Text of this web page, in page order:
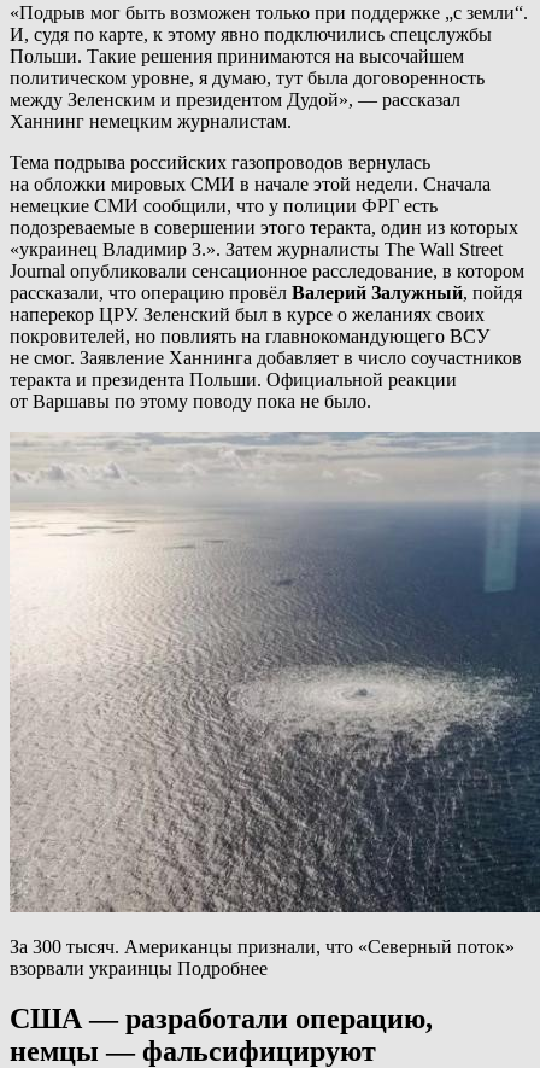
«Подрыв мог быть возможен только при поддержке „с земли“.
И, судя по карте, к этому явно подключились спецслужбы
Польши. Такие решения принимаются на высочайшем
политическом уровне, я думаю, тут была договоренность
между Зеленским и президентом Дудой», — рассказал
Ханнинг немецким журналистам.
Тема подрыва российских газопроводов вернулась
на обложки мировых СМИ в начале этой недели. Сначала
немецкие СМИ сообщили, что у полиции ФРГ есть
подозреваемые в совершении этого теракта, один из которых
«украинец Владимир З.». Затем журналисты The Wall Street
Journal опубликовали сенсационное расследование, в котором
рассказали, что операцию провёл Валерий Залужный, пойдя
наперекор ЦРУ. Зеленский был в курсе о желаниях своих
покровителей, но повлиять на главнокомандующего ВСУ
не смог. Заявление Ханнинга добавляет в число соучастников
теракта и президента Польши. Официальной реакции
от Варшавы по этому поводу пока не было.
За 300 тысяч. Американцы признали, что «Северный поток»
взорвали украинцы Подробнее
США — разработали операцию,
немцы — фальсифицируют